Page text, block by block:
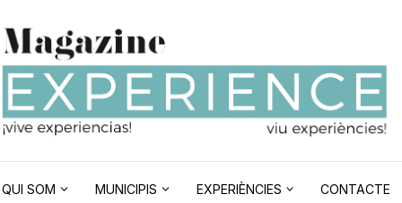
QUI SOM MUNICIPIS EXPERIÈNCIES CONTACTE